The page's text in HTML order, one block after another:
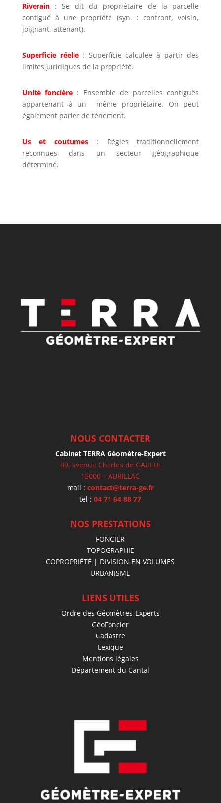
Riverain: Se dit du propriétaire de la parcelle
contiguë à une propriété (syn. : confront, voisin,
joignant, attenant).
Superficie réelle: Superficie calculée à partir des
limites juridiques de la propriété.
Unité foncière : Ensemble de parcelles contiguës
appartenant à un même propriétaire. On peut
également parler de tènement.
Us et coutumes : Règles traditionnellement
reconnues dans un secteur géographique
déterminé.
NOUS CONTACTER
Cabinet TERRA Géomètre-Expert
89, avenue Charles de GAULLE
15000 – AURILLAC
mail : contact@terra-ge.fr
tel :04 71 64 88 77
NOS PRESTATIONS
FONCIER
TOPOGRAPHIE
COPROPRIÉTÉ | DIVISION EN VOLUMES
URBANISME
LIENS UTILES
Ordre des Géomètres-Experts
GéoFoncier
Cadastre
Lexique
Mentions légales
Département du Cantal